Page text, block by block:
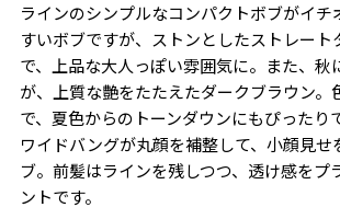
ラインのシンプルなコンパクトボブがイチ
すいボブですが、ストンとしたストレート
で、上品な大人っぽい雰囲気に。また、秋
が、上質な艶をたたえたダークブラウン。
で、夏色からのトーンダウンにもぴったり
ワイドバングが丸顔を補整して、小顔見せ
ブ。前髪はラインを残しつつ、透け感をプ
ントです。